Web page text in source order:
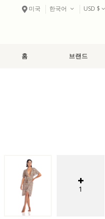
미국 한국어 USD $
홈 브랜드
1